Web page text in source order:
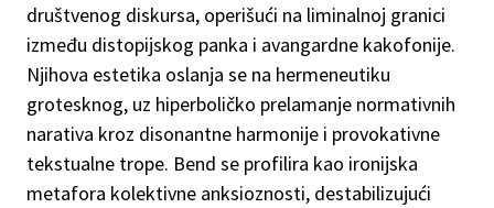
društvenog diskursa, operišući na liminalnoj granici
između distopijskog panka i avangardne kakofonije.
Njihova estetika oslanja se na hermeneutiku
grotesknog, uz hiperboličko prelamanje normativnih
narativa kroz disonantne harmonije i provokativne
tekstualne trope. Bend se profilira kao ironijska
metafora kolektivne anksioznosti, destabilizujući